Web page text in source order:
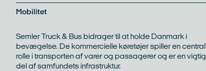
Mobilitet
Semler Truck & Bus bidrager til at holde Danmark i
bevægelse. De kommercielle køretøjer spiller en central
rolle i transporten af varer og passagerer og er en vigtig
del af samfundets infrastruktur.